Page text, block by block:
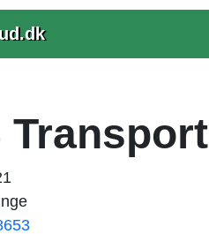
Transport